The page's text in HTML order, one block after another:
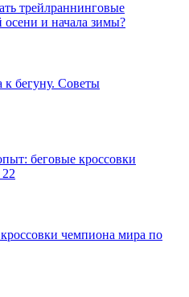
трейлраннинговые
осени и начала зимы?
к бегуну. Советы
беговые кроссовки
чемпиона мира по